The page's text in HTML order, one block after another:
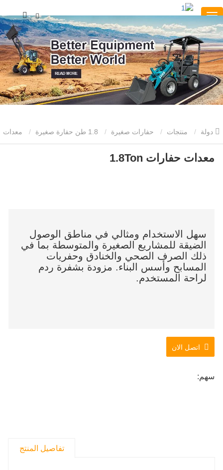
منتجات حفارات صغيرة 1.8 طن حفارة صغيرة معدات
حفارات 1.8Ton
معدات حفارات 1.8Ton
سهل الاستخدام ومثالي في مناطق الوصول
الضيقة للمشاريع الصغيرة والمتوسطة بما في
ذلك الصرف الصحي والخنادق وحفريات
المسابح وأسس البناء. مزودة بشفرة ردم
لراحة المستخدم.
اتصل الان
سهم:
تفاصيل المنتج